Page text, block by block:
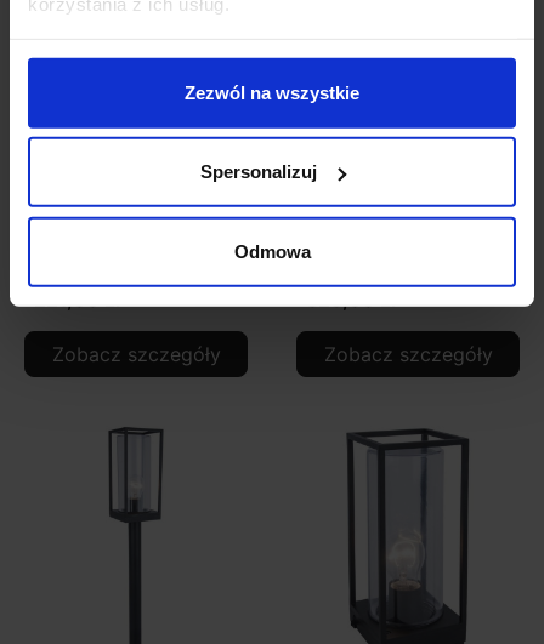
Zezwól na wszystkie
Spersonalizuj
Odmowa
LUTEC FLAIR Kinkiet
Zobacz szczegóły
LUTEC FLAIR Kinkiet
czujnikiem ruchu
Zobacz szczegóły